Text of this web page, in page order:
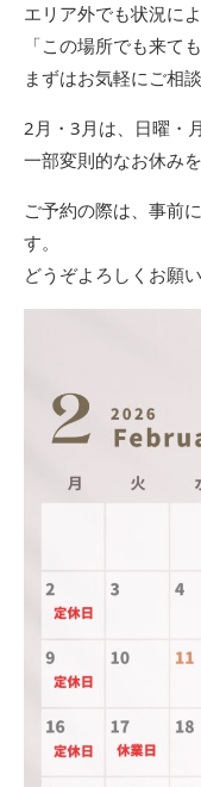
エリア外でも状況に
「この場所でも来て
まずはお気軽にご相
2月・3月は、日曜・
一部変則的なお休み
ご予約の際は、事前
す。
どうぞよろしくお願